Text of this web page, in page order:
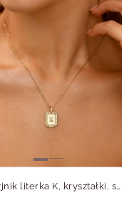
Naszyjnik literka K, kryształki, stal pozłacana S311328Z00